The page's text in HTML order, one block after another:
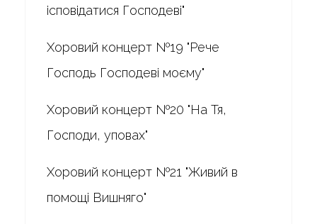
ісповідатися Господеві"
Хоровий концерт №19 "Рече
Господь Господеві моєму"
Хоровий концерт №20 "На Тя,
Господи, уповах"
Хоровий концерт №21 "Живий в
помощі Вишняго"